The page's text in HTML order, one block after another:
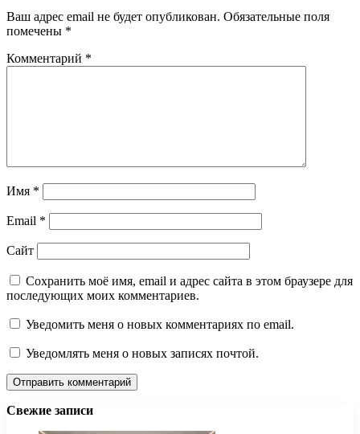
Ваш адрес email не будет опубликован. Обязательные поля
помечены *
Комментарий *
Имя *
Email *
Сайт
Сохранить моё имя, email и адрес сайта в этом браузере для
последующих моих комментариев.
Уведомить меня о новых комментариях по email.
Уведомлять меня о новых записях почтой.
Свежие записи